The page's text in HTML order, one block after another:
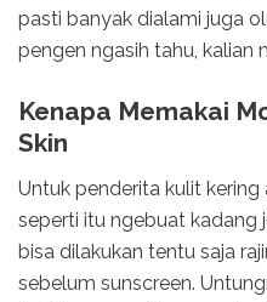
pasti banyak dialami juga
pengen ngasih tahu, kalian
Kenapa Memakai
Skin
Untuk penderita kulit kering
seperti itu ngebuat kadang
bisa dilakukan tentu saja
sebelum sunscreen.